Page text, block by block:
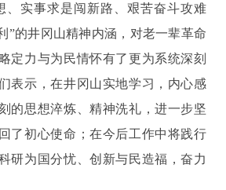
、实事求是闯新路、艰苦奋斗攻难
”的井冈山精神内涵，对老一辈革命
定力与为民情怀有了更为系统深刻
表示，在井冈山实地学习，内心感
的思想淬炼、精神洗礼，进一步坚
了初心使命；在今后工作中将践行
研为国分忧、创新与民造福，奋力